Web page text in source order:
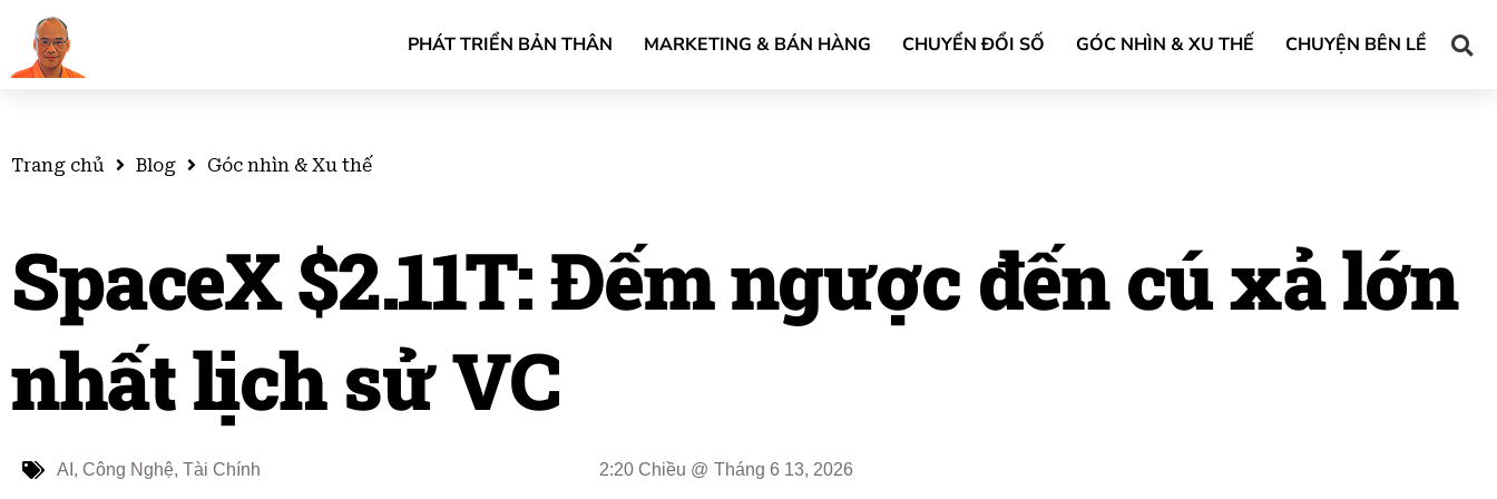
PHÁT TRIỂN BẢN THÂN MARKETING & BÁN HÀNG CHUYỂN ĐỔI SỐ GÓC NHÌN & XU THẾ CHUYỆN BÊN LỀ
Trang chủ Blog Góc nhìn & Xu thế
SpaceX $2.11T: Đếm ngược đến cú xả lớn
nhất lịch sử VC
AI , Công Nghệ, Tài Chính 2:20 Chiều @ Tháng 6 13, 2026